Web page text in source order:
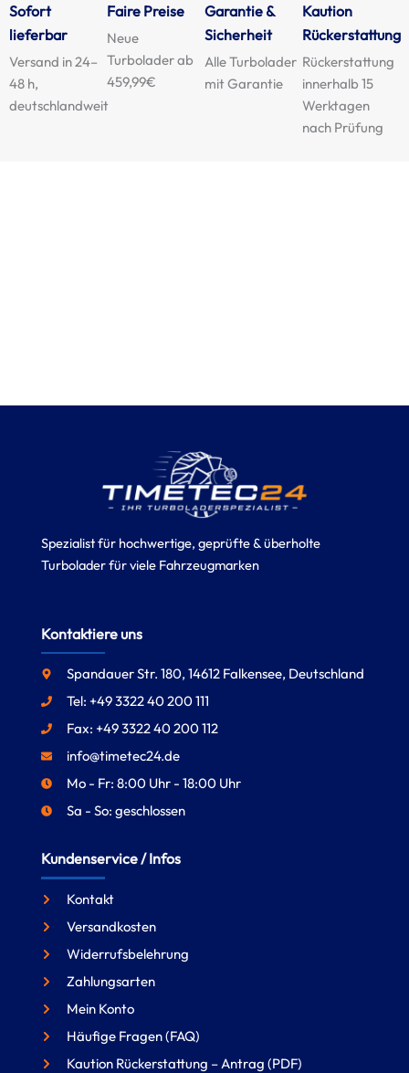
Sofort
lieferbar
Versand in 24–
48 h,
deutschlandweit
Faire Preise
Neue
Turbolader ab
459,99€
Garantie &
Sicherheit
Alle Turbolader
mit Garantie
Kaution
Rückerstattung
Rückerstattung
innerhalb 15
Werktagen
nach Prüfung
Spezialist für hochwertige, geprüfte & überholte
Turbolader für viele Fahrzeugmarken
Kontaktiere uns
Spandauer Str. 180, 14612 Falkensee, Deutschland
Tel: +49 3322 40 200 111
Fax: +49 3322 40 200 112
info@timetec24.de
Mo - Fr: 8:00 Uhr - 18:00 Uhr
Sa - So: geschlossen
Kundenservice / Infos
Kontakt
Versandkosten
Widerrufsbelehrung
Zahlungsarten
Mein Konto
Häufige Fragen (FAQ)
Kaution Rückerstattung – Antrag (PDF)